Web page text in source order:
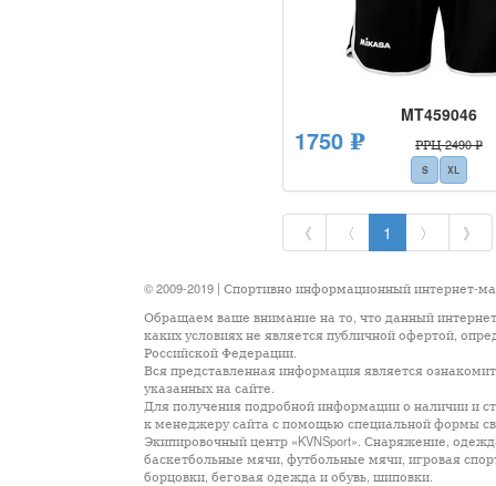
MT459046
1750 ₽ РРЦ 2490 ₽
S XL
《 〈 1 〉 》
© 2009-2019 | Спортивно информационный интернет-
Обращаем ваше внимание на то, что данный
каких условиях не является публичной офертой,
Российской Федерации.
Вся представленная информация является
указанных на сайте.
Для получения подробной информации о наличии и
к менеджеру сайта с помощью специальной формы
Экипировочный центр «KVNSport». Снаряжение,
баскетбольные мячи, футбольные мячи, игровая
борцовки, беговая одежда и обувь, шиповки.